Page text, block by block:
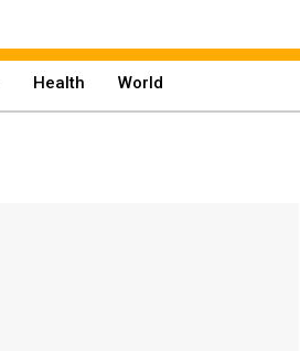
Health World